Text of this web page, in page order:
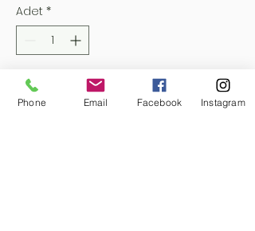
Adet *
Sepete Ekle
Phone Email Facebook Instagram